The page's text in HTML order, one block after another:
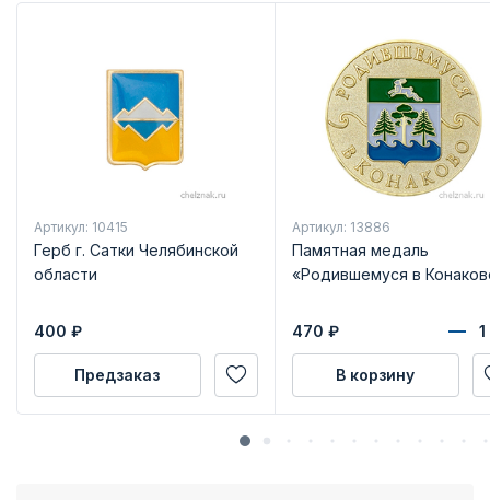
Артикул: 10415
Герб г. Сатки Челябинской
области
400 ₽
Предзаказ
Артикул: 13886
Памятная медаль
«Родившемуся в
470 ₽
В корзину